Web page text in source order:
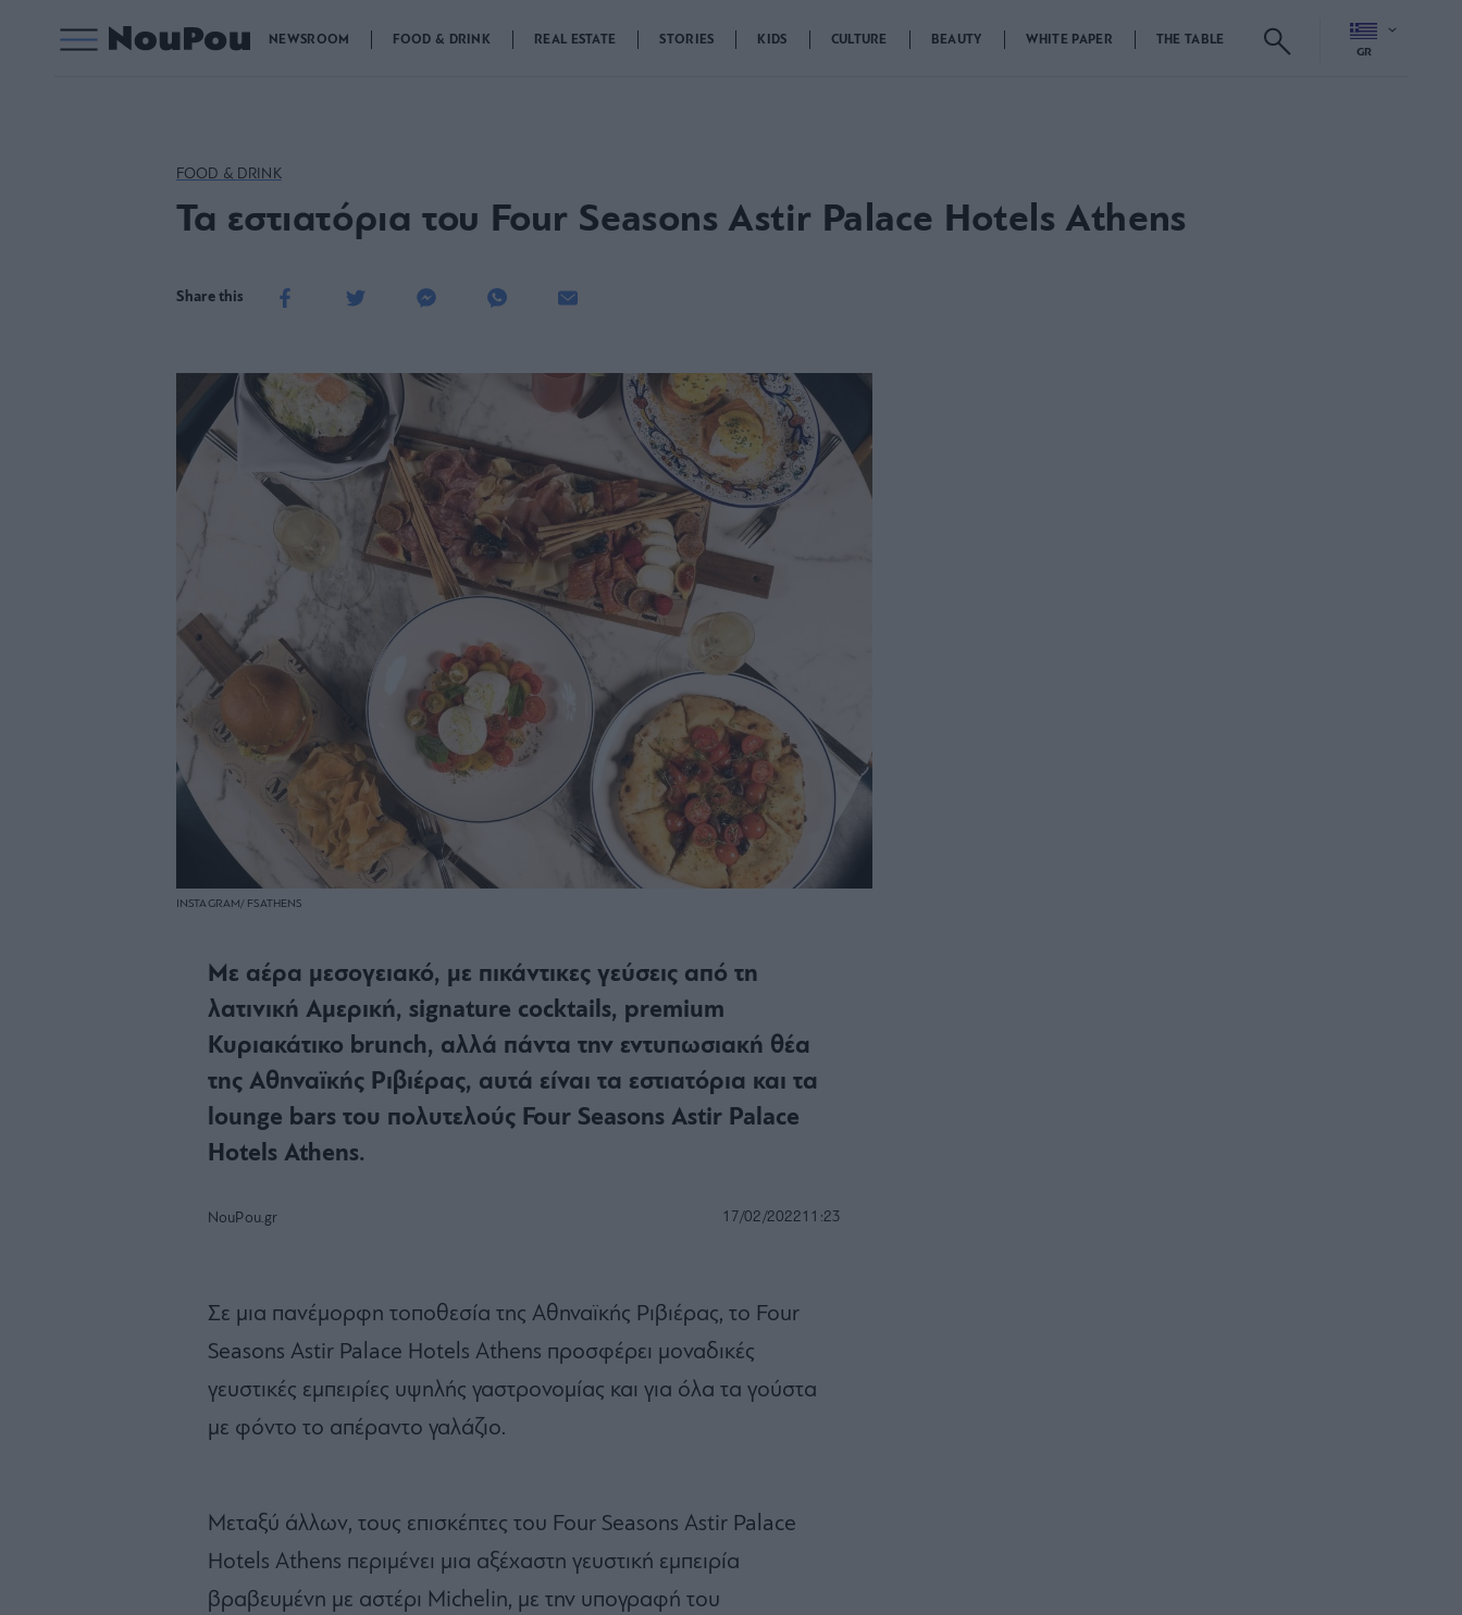
NEWSROOM FOOD & DRINK REAL ESTATE STORIES KIDS CULTURE BEAUTY WHITE PAPER THE TABLE
GR
FOOD & DRINK
Τα εστιατόρια του Four Seasons Astir Palace Hotels Athens
Share this
INSTAGRAM/ FSATHENS
Με αέρα μεσογειακό, με πικάντικες γεύσεις από τη
λατινική Αμερική, signature cocktails, premium
Κυριακάτικο brunch, αλλά πάντα την εντυπωσιακή θέα
της Αθηναϊκής Ριβιέρας, αυτά είναι τα εστιατόρια και τα
lounge bars του πολυτελούς Four Seasons Astir Palace
Hotels Athens.
NouPou.gr 17/02/202211:23
Σε μια πανέμορφη τοποθεσία της Αθηναϊκής Ριβιέρας, το Four
Seasons Astir Palace Hotels Athens προσφέρει μοναδικές
γευστικές εμπειρίες υψηλής γαστρονομίας και για όλα τα γούστα
με φόντο το απέραντο γαλάζιο.
Μεταξύ άλλων, τους επισκέπτες του Four Seasons Astir Palace
Hotels Athens περιμένει μια αξέχαστη γευστική εμπειρία
βραβευμένη με αστέρι Michelin, με την υπογραφή του